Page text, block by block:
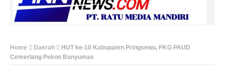
Home Daerah
HUT ke-10 Kabupaten Pringsewu, PKG PAUD
Cemerlang Pekon Banyumas